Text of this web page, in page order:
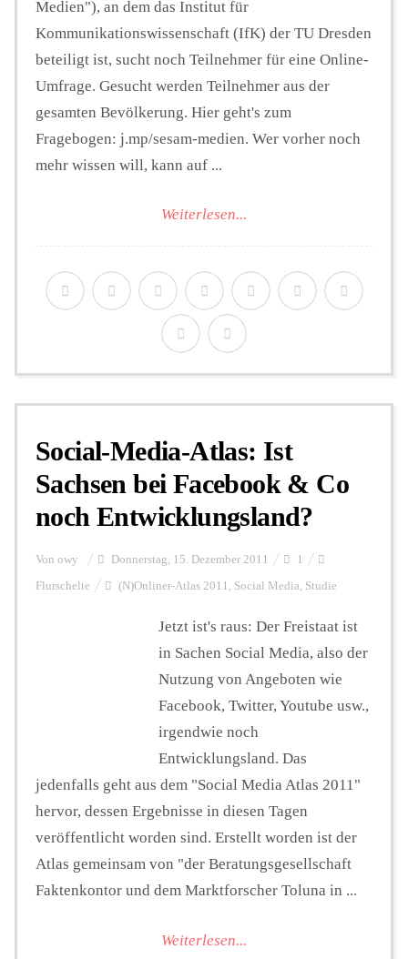
Medien"), an dem das Institut für
Kommunikationswissenschaft (IfK) der TU Dresden
beteiligt ist, sucht noch Teilnehmer für eine Online-
Umfrage. Gesucht werden Teilnehmer aus der
gesamten Bevölkerung. Hier geht's zum
Fragebogen: j.mp/sesam-medien. Wer vorher noch
mehr wissen will, kann auf ...
Weiterlesen...
Social-Media-Atlas: Ist
Sachsen bei Facebook & Co
noch Entwicklungsland?
Von owy Donnerstag, 15. Dezember 2011 1
Flurschelte (N)Onliner-Atlas 2011 , Social Media, Studie
Jetzt ist's raus: Der Freistaat ist
in Sachen Social Media, also der
Nutzung von Angeboten wie
Facebook, Twitter, Youtube usw.,
irgendwie noch
Entwicklungsland. Das
jedenfalls geht aus dem "Social Media Atlas 2011"
hervor, dessen Ergebnisse in diesen Tagen
veröffentlicht worden sind. Erstellt worden ist der
Atlas gemeinsam von "der Beratungsgesellschaft
Faktenkontor und dem Marktforscher Toluna in ...
Weiterlesen...